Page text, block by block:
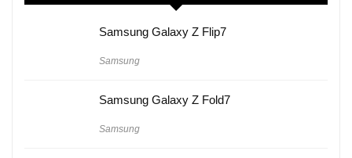
Samsung Galaxy Z Flip7
Samsung
Samsung Galaxy Z Fold7
Samsung